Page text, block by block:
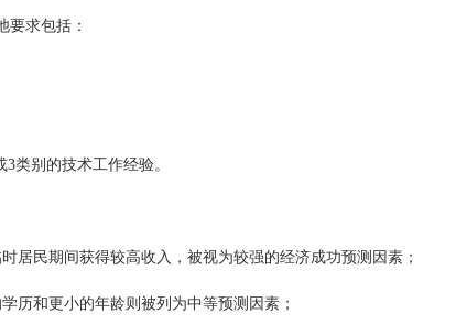
要求包括：
类别的技术工作经验。
居民期间获得较高收入，被视为较强的经济成功预测因素；
历和更小的年龄则被列为中等预测因素；